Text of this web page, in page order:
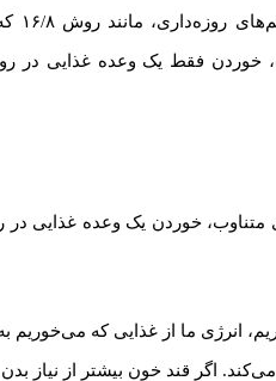
است، خوردن فقط یک وعده غذایی
متناوب، خوردن یک وعده غذایی
انرژی ما از غذایی که
اگر قند خون بیشتر از نیاز